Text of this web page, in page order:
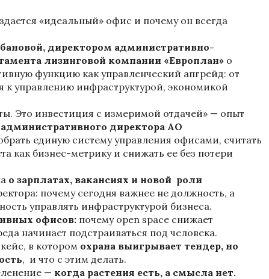
«идеальный» офис и почему он всегда
директором административно-
лизинговой компании «Европлан» о
функцию как управленческий апгрейд: от
к управлению инфраструктурой, экономикой
Это инвестиция с измеримой отдачей» — опыт
директора АО
единую систему управления офисами, считать
как бизнес-метрику и снижать ее без потери
о зарплатах, вакансиях и новой роли
почему сегодня важнее не должность, а
управлять инфраструктурой бизнеса.
офисов: почему open space снижает
начинает подстраиваться под человека.
в котором охрана выигрывает тендер, но
, и что с этим делать.
— когда растения есть, а смысла нет.